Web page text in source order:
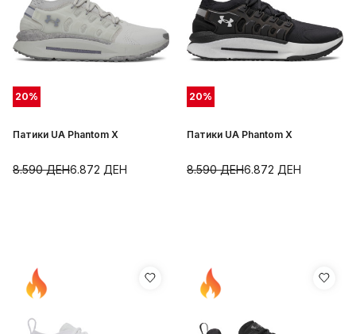
20%
Патики UA Phantom X
6.872 ДЕН
8.590ДЕН
20%
Патики UA Phantom X
6.872 ДЕН
8.590ДЕН